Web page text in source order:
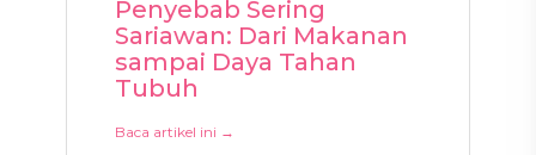
Penyebab Sering
Sariawan: Dari Makanan
sampai Daya Tahan
Tubuh
Baca artikel ini →